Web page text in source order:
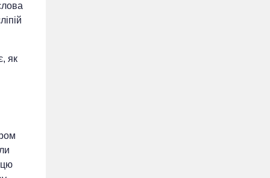
як
цю